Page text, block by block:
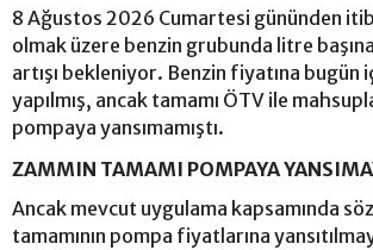
8 Ağustos 2026 Cumartesi gününden
olmak üzere benzin grubunda litre
artışı bekleniyor. Benzin fiyatına bugün
yapılmış, ancak tamamı ÖTV ile
pompaya yansımamıştı.
ZAMMIN TAMAMI POMPAYA
Ancak mevcut uygulama kapsamında
tamamının pompa fiyatlarına